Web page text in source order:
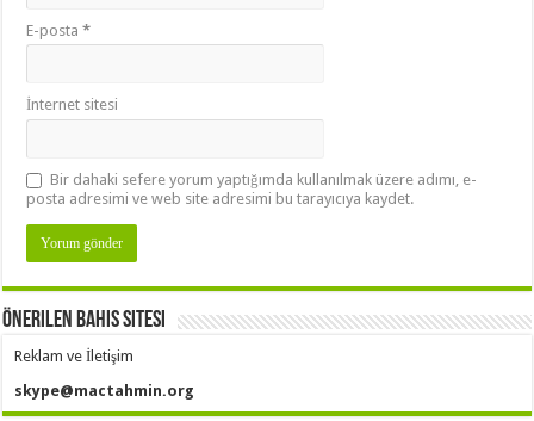
E-posta*
İnternet sitesi
Bir dahaki sefere yorum yaptığımda kullanılmak üzere adımı, e-
posta adresimi ve web site adresimi bu tarayıcıya kaydet.
Önerilen Bahis Sitesi
Reklam ve İletişim
skype@mactahmin.org